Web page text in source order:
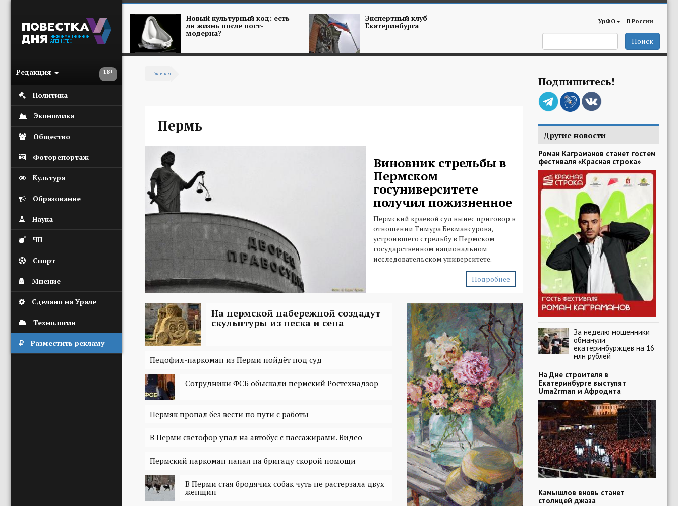
18+
Редакция
Политика
Экономика
Общество
Фоторепортаж
Культура
Образование
Наука
ЧП
Спорт
Мнение
Сделано на Урале
Технологии
Разместить рекламу
Новый культурный код: есть
ли жизнь после пост-
модерна?
Экспертный клуб
Екатеринбурга УрФО В России
Поиск
Главная
Пермь
Виновник стрельбы в
Пермском
госуниверситете
получил пожизненное
Пермский краевой суд вынес приговор в
отношении Тимура Бекмансурова,
устроившего стрельбу в Пермском
государственном национальном
исследовательском университете.
Подробнее
На пермской набережной создадут
скульптуры из песка и сена
Педофил-наркоман из Перми пойдёт под суд
Сотрудники ФСБ обыскали пермский Ростехнадзор
Пермяк пропал без вести по пути с работы
В Перми светофор упал на автобус с пассажирами. Видео
Пермский наркоман напал на бригаду скорой помощи
В Перми стая бродячих собак чуть не растерзала двух
женщин
Подпишитесь!
Другие новости
Роман Каграманов станет гостем
фестиваля «Красная строка»
За неделю мошенники
обманули
екатеринбуржцев на 16
млн рублей
На Дне строителя в
Екатеринбурге выступят
Uma2rman и Афродита
Камышлов вновь станет
столицей джаза